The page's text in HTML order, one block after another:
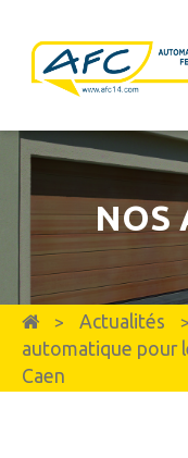
NOS
> Actualités >
automatique pour
Caen